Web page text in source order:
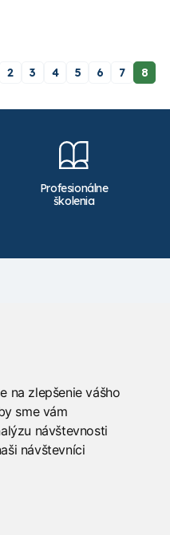
na zlepšenie vášho
sme vám
návštevnosti
návštevníci
2 3 4 5 6 7 8
Profesionálne
školenia